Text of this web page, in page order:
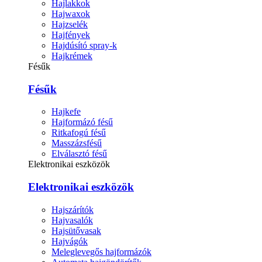
Hajlakkok
Hajwaxok
Hajzselék
Hajfények
Hajdúsító spray-k
Hajkrémek
Fésűk
Fésűk
Hajkefe
Hajformázó fésű
Ritkafogú fésű
Masszázsfésű
Elválasztó fésű
Elektronikai eszközök
Elektronikai eszközök
Hajszárítók
Hajvasalók
Hajsütővasak
Hajvágók
Meleglevegős hajformázók